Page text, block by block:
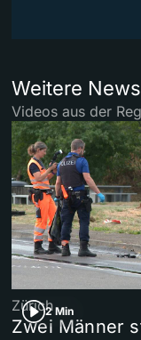
Weitere News
Videos aus der
2 Min
Zürich
Zwei Männer